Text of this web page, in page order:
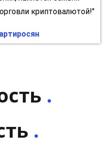
криптовалютой!"
.
.